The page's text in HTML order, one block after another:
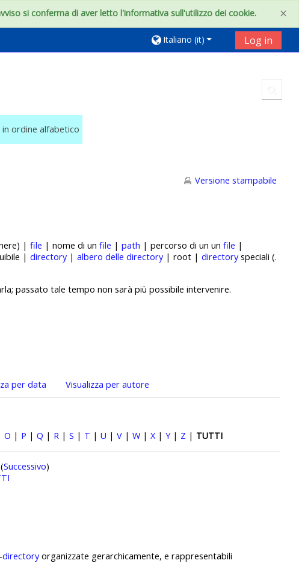
×
si conferma di aver letto l'informativa sull'utilizzo dei cookie.
Italiano ‎(it)‎ Log in
in ordine alfabetico
Versione stampabile
| file | nome di un file | path | percorso di un un file |
| directory| albero delle directory| root | directoryspeciali (.
passato tale tempo non sarà più possibile intervenire.
per data Visualizza per autore
O | P | Q | R| S | T | U | V| W| X| Y| Z | TUTTI
(Successivo)
directoryorganizzate gerarchicamente, e rappresentabili